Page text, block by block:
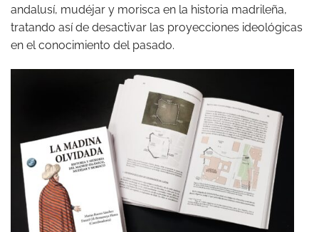
andalusí, mudéjar y morisca en la historia madrileña,
tratando así de desactivar las proyecciones ideológicas
en el conocimiento del pasado.